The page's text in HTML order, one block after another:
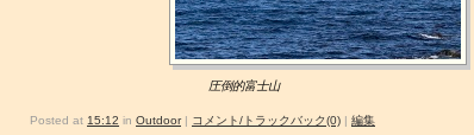
圧倒的富士山
Posted at 15:12 in Outdoor| コメント/トラックバック(0) | 編集